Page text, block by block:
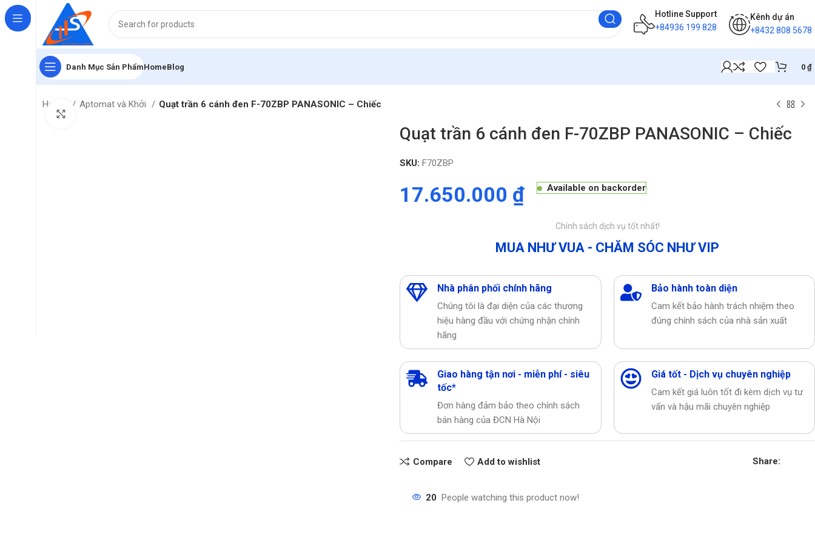
Hotline Support
+84936 199 828
Kênh dự án
+8432 808 5678
Danh Mục Sản PhẩmHomeBlog 0 ₫
Home Aptomat và Khởi Quạt trần 6 cánh đen F-70ZBP PANASONIC – Chiếc
Quạt trần 6 cánh đen F-70ZBP PANASONIC – Chiếc
SKU:F70ZBP
17.650.000 ₫ Available on backorder
Chính sách dịch vụ tốt nhất!
MUA NHƯ VUA - CHĂM SÓC NHƯ VIP
Nhà phân phối chính hãng
Chúng tôi là đại diện của các thương
hiệu hàng đầu với chứng nhận chính
hãng
Bảo hành toàn diện
Cam kết bảo hành trách nhiệm theo
đúng chính sách của nhà sản xuất
Giao hàng tận nơi - miễn phí - siêu
tốc*
Đơn hàng đảm bảo theo chính sách
bán hàng của ĐCN Hà Nội
Giá tốt - Dịch vụ chuyên nghiệp
Cam kết giá luôn tốt đi kèm dịch vụ tư
vấn và hậu mãi chuyên nghiệp
Compare Add to wishlist Share:
20 People watching this product now!